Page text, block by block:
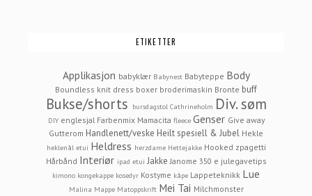
ETIKETTER
Applikasjon babyklær Babynest Babyteppe Body
Boundless knit dress boxer broderimaskin Bronte buff
Bukse/shorts bursdagstol Cathrineholm Div. søm
DIY englesjal Farbenmix Mamacita fleece Genser Give away
Gutterom Handlenett/veske Heilt spesiell & Jubel Hekle
heklenål etui Heldress herzdame Hettejakke Hooked zpagetti
Hårbånd Interiør ipad etui Jakke Janome 350 e julegavetips
kimono kongekappe kosedyr Kostyme kåpe Lappeteknikk Lue
Malina Mappe Matoppskrift Mei Tai Milchmonster